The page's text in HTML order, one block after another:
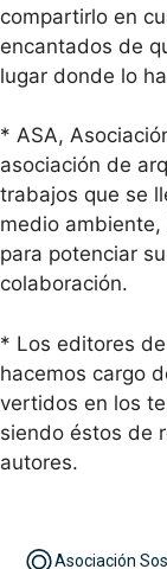
compartirlo en
encantados de
lugar donde lo
* ASA,
asociación de
trabajos que se
medio
para potenciar
colaboración.
* Los editores
hacemos cargo
vertidos en los
siendo éstos de
autores.
Asociación